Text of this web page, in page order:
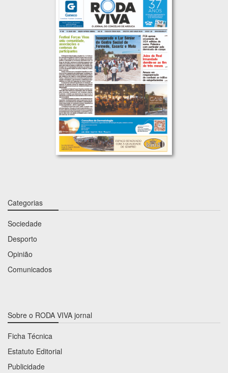
Categorias
Sociedade
Desporto
Opinião
Comunicados
Sobre o RODA VIVA jornal
Ficha Técnica
Estatuto Editorial
Publicidade